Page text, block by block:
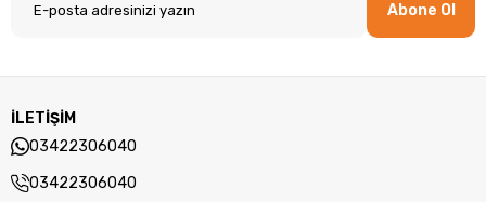
Abone Ol
İLETİŞİM
03422306040
03422306040